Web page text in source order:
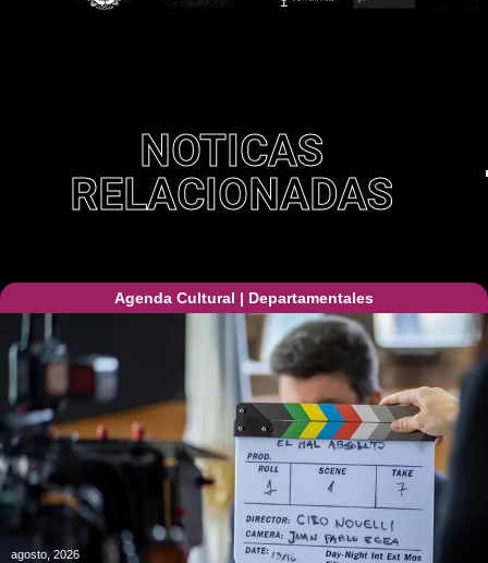
NOTICAS
RELACIONADAS
Agenda Cultural | Departamentales
agosto, 2026